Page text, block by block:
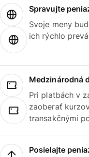
Spravujte
Svoje meny
ich rýchlo
Medzinárodná
Pri platbách v
zaoberať
transakčnými
Posielajte